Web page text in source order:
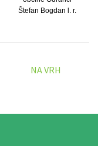
Štefan Bogdan l. r.
NA VRH